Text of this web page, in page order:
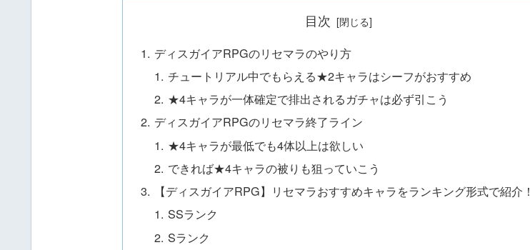
目次
ディスガイアRPGのリセマラのやり方
チュートリアル中でもらえる★2キャラはシーフがおすすめ
★4キャラが一体確定で排出されるガチャは必ず引こう
ディスガイアRPGのリセマラ終了ライン
★4キャラが最低でも4体以上は欲しい
できれば★4キャラの被りも狙っていこう
【ディスガイアRPG】リセマラおすすめキャラをランキング形式で紹介！
SSランク
Sランク